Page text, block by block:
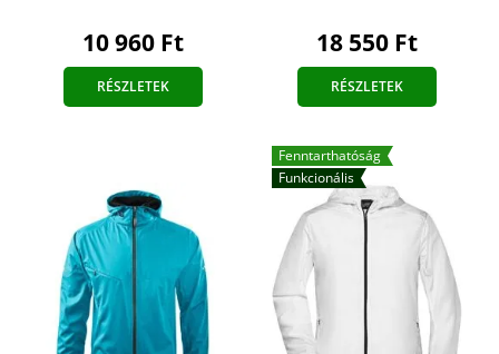
10 960 Ft
RÉSZLETEK
18 550 Ft
RÉSZLETEK
Fenntarthatóság
Funkcionális